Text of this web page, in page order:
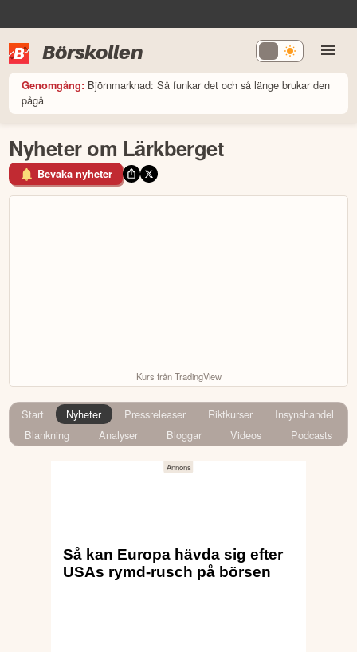
Börskollen
Genomgång: Björnmarknad: Så funkar det och så länge brukar den
pågå
Nyheter om Lärkberget
Bevaka nyheter
Kurs från TradingView
Start Nyheter Pressreleaser Riktkurser
Insynshandel
Blankning
Analyser Bloggar Videos Podcasts